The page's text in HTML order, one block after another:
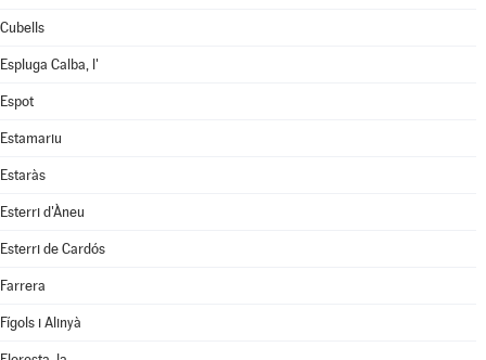
Cubells
Espluga Calba, l'
Espot
Estamariu
Estaràs
Esterri d'Àneu
Esterri de Cardós
Farrera
Fígols i Alinyà